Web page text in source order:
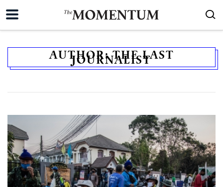
AUTHOR:THE LAST
JOURNALIST